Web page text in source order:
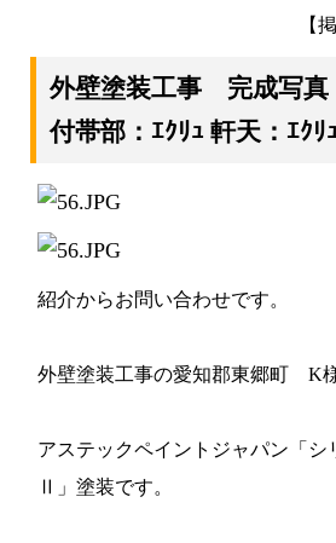
【
外壁塗装工事 完成写真
付帯部：ｴｸﾘｭ 軒天：ｴｸﾘｭ
紹介からお問い合わせです。
外壁塗装工事の愛知郡東郷町 K様
アステックペイントジャパン「シ
Ⅱ」塗装です。